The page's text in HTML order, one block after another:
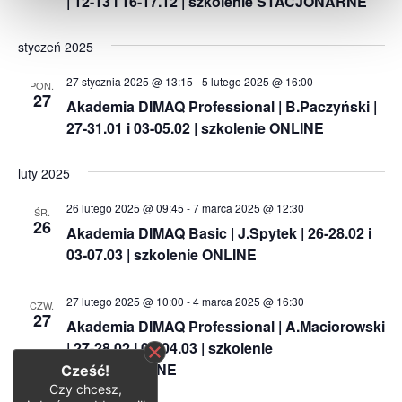
styczeń 2025
PON.
27
Akademia DIMAQ Professional | B.Paczyński |
27-31.01 i 03-05.02 | szkolenie ONLINE
27 stycznia 2025 @ 13:15 -5 lutego 2025 @ 16:00
luty 2025
ŚR.
26
Akademia DIMAQ Basic | J.Spytek | 26-28.02 i
03-07.03 | szkolenie ONLINE
26 lutego 2025 @ 09:45 -7 marca 2025 @ 12:30
CZW.
27
Akademia DIMAQ Professional | A.Maciorowski
| 27-28.02 i 03-04.03 | szkolenie
STACJONARNE
27 lutego 2025 @ 10:00 -4 marca 2025 @ 16:30
Cześć!
Czy chcesz,